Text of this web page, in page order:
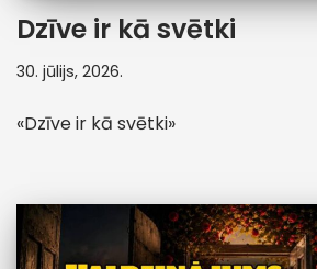
Dzīve ir kā svētki
30. jūlijs, 2026.
«Dzīve ir kā svētki»